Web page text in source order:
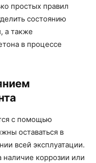
простых правил
состоянию
а также
в процессе
с помощью
оставаться в
всей эксплуатации.
наличие коррозии или